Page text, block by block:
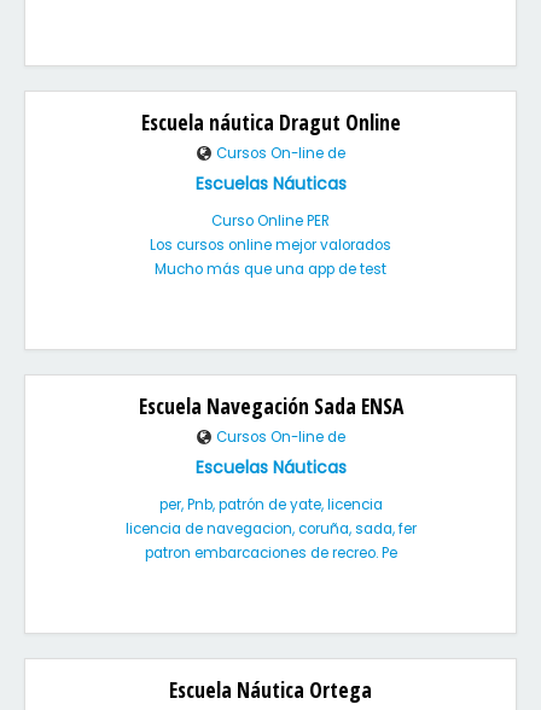
Escuela náutica Dragut Online
Cursos On-line de
Escuelas Náuticas
Curso Online PER
Los cursos online mejor valorados
Mucho más que una app de test
Escuela Navegación Sada ENSA
Cursos On-line de
Escuelas Náuticas
per, Pnb, patrón de yate, licencia
licencia de navegacion, coruña, sada, fer
patron embarcaciones de recreo. Pe
Escuela Náutica Ortega